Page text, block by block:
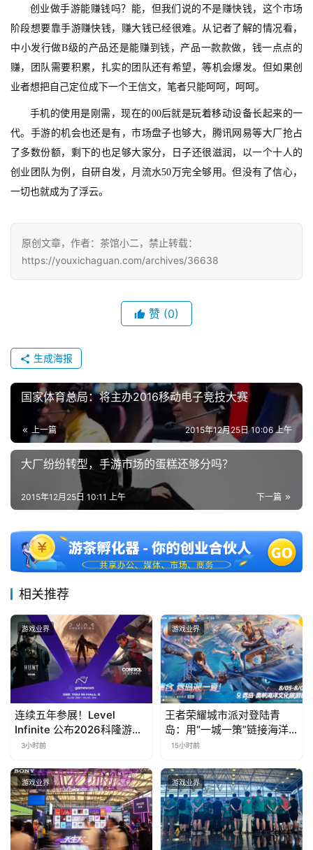
7
月
日
游
茶
对
接
站
中
(
国
创业做手游能赚钱吗？能，但我们说的不是赚快钱，这个市场
阶段想要靠手游赚快钱，赚大钱已经很难。从记者了解的情况看，
中小发行做B级的产品还是能赚到钱，产品一款款做，钱一点点的
赚，团队需要积累，扎实的团队还有希望，等机会爆发。但如果创
业者想把自己定位成下一个王信文，笔者只能呵呵，呵呵。
手机的使用是刚需，现在的00后就是玩着移动设备长起来的一
代。手游的机会也还是有，市场盘子也够大，腾讯网易等大厂抢占
了多数份额，剩下的也足够大家分，日子还很滋润，以一个十人的
创业团队为例，自研自发，月流水50万完全够用。但没有了信心，
一切也就成为了浮云。
原创文章，作者：茶馆小二，禁止转载：
https://youxichaguan.com/archives/36638
赞 (0)
生成海报
国家体育总局：将主办2016移动电子竞技大赛
上一篇 2015年12月25日 10:06 上午
大厂纷纷转型，手游市场的蛋糕还够分吗？
下一篇
2015年12月25日 10:11 上午
相关推荐
游戏业界
连续五年参展！Level
Infinite 公布2026科隆游戏
展产品阵容
3小时前
游戏业界
王者荣耀城市派对登陆青
岛：用“一城一策”链接海洋
场景，以双向奔赴带动夏日
15小时前
游戏业界 游戏业界